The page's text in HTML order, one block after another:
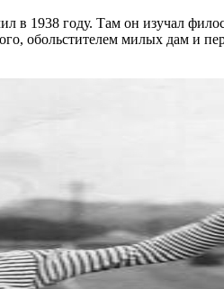
в 1938 году. Там он изучал
обольстителем милых дам и